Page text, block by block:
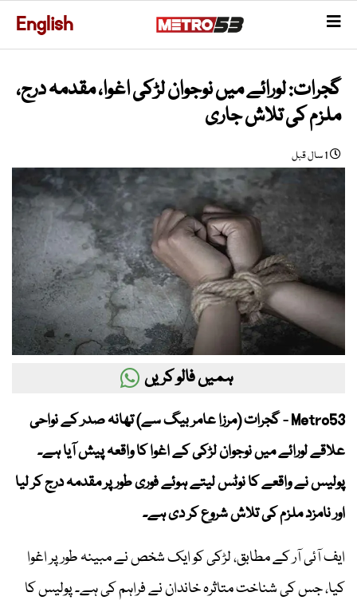
English
گجرات: لورائے میں نوجوان لڑکی اغوا، مقدمہ درج،
ملزم کی تلاش جاری
1 سال قبل
ہمیں فالو کریں
Metro53 - گجرات (مرزا عامر بیگ سے) تھانہ صدر کے نواحی
علاقے لورائے میں نوجوان لڑکی کے اغوا کا واقعہ پیش آیا ہے۔
پولیس نے واقعے کا نوٹس لیتے ہوئے فوری طور پر مقدمہ درج کر لیا
اور نامزد ملزم کی تلاش شروع کر دی ہے۔
ایف آئی آر کے مطابق، لڑکی کو ایک شخص نے مبینہ طور پر اغوا
کیا، جس کی شناخت متاثرہ خاندان نے فراہم کی ہے۔ پولیس کا